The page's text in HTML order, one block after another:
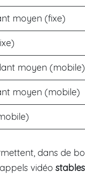
moyen (fixe)
moyen (mobile)
moyen (mobile)
dans de
vidéo stables